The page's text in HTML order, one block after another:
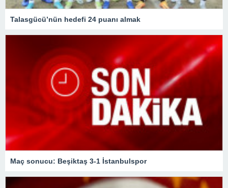
Talasgücü’nün hedefi 24 puanı almak
Maç sonucu: Beşiktaş 3-1 İstanbulspor